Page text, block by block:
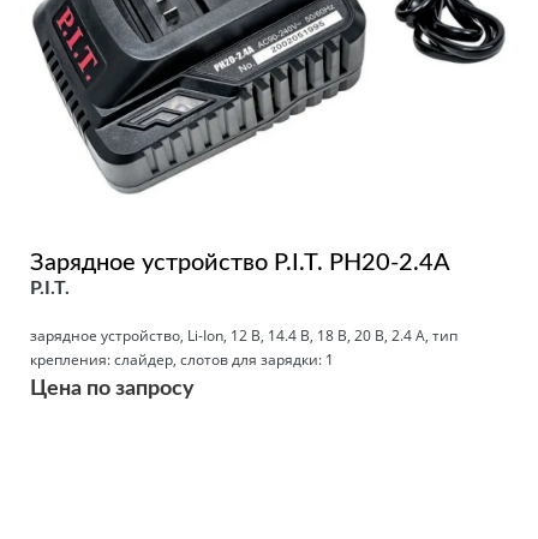
Зарядное устройство P.I.T. PH20-2.4A
P.I.T.
зарядное устройство, Li-Ion, 12 В, 14.4 В, 18 В, 20 В, 2.4 А, тип
крепления: слайдер, слотов для зарядки: 1
Цена по запросу